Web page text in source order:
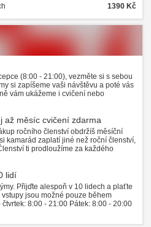
1390 Kč
(8:00 - 21:00), vezměte si s sebou
si zapíšeme vaši návštěvu a poté vás
vám ukážeme i cvičení nebo
až měsíc cvičení zdarma
ročního členství obdržíš měsíční
kamarád zaplatí jiné než roční členství,
ti prodloužíme za každého
lidí
Přijďte alespoň v 10 lidech a plaťte
jsou možné pouze během
8:00 - 21:00 Pátek: 8:00 - 20:00